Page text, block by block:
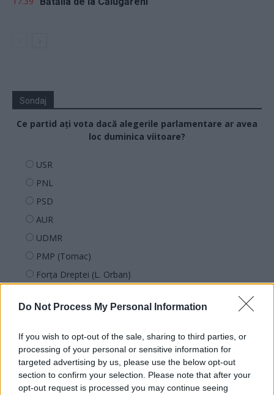
Do Not Process My Personal Information
If you wish to opt-out of the sale, sharing to third parties, or
processing of your personal or sensitive information for
targeted advertising by us, please use the below opt-out
section to confirm your selection. Please note that after your
opt-out request is processed you may continue seeing
Sondaj
Ce partid ați vota dacă alegerile parlamentare ar avea
loc duminica viitoare?
USR
PNL
PSD
AUR
UDMR
PMP (Tomac)
Forța Dreptei (L. Orban)
REPER
SOS (Șoșoacă)
POT (Gavrilă)
PACE (Peia)